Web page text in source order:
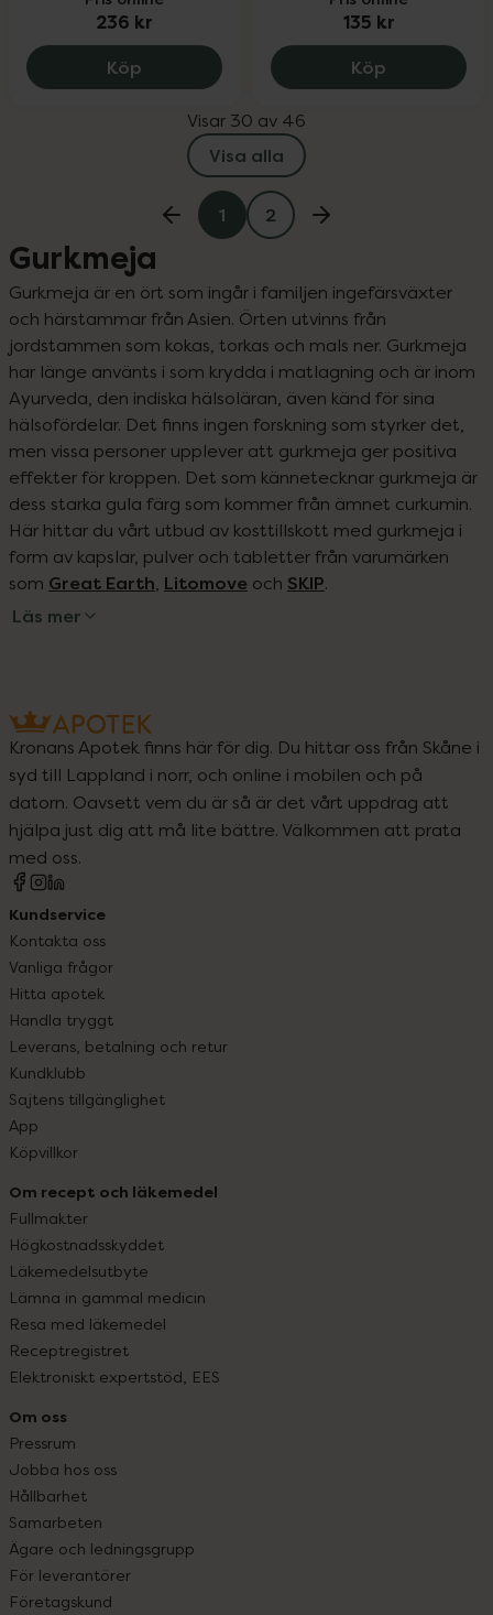
236 kr
Köp Närokällan CurcuMix, 236 kr.
135 kr
Köp DOT
Visar 30 av 46
Visa alla
1 2
Gurkmeja
Gurkmeja är en ört som ingår i familjen ingefärsväxter
och härstammar från Asien. Örten utvinns från
jordstammen som kokas, torkas och mals ner. Gurkmeja
har länge använts i som krydda i matlagning och är inom
Ayurveda, den indiska hälsoläran, även känd för sina
hälsofördelar. Det finns ingen forskning som styrker det,
men vissa personer upplever att gurkmeja ger positiva
effekter för kroppen. Det som kännetecknar gurkmeja är
dess starka gula färg som kommer från ämnet curkumin.
Här hittar du vårt utbud av kosttillskott med gurkmeja i
form av kapslar, pulver och tabletter från varumärken
som Great Earth, Litomove och SKIP.
Läs mer
Kronans Apotek finns här för dig. Du hittar oss från Skåne i
syd till Lappland i norr, och online i mobilen och på
datorn. Oavsett vem du är så är det vårt uppdrag att
hjälpa just dig att må lite bättre. Välkommen att prata
med oss.
Kundservice
Kontakta oss
Vanliga frågor
Hitta apotek
Handla tryggt
Leverans, betalning och retur
Kundklubb
Sajtens tillgänglighet
App
Köpvillkor
Om recept och läkemedel
Fullmakter
Högkostnadsskyddet
Läkemedelsutbyte
Lämna in gammal medicin
Resa med läkemedel
Receptregistret
Elektroniskt expertstöd, EES
Om oss
Pressrum
Jobba hos oss
Hållbarhet
Samarbeten
Ägare och ledningsgrupp
För leverantörer
Företagskund